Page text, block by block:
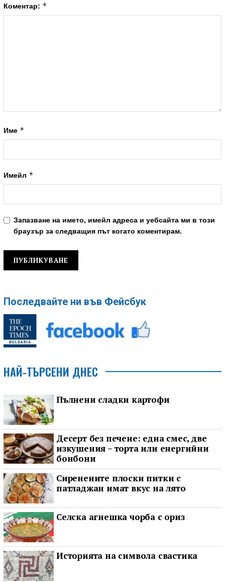
Коментар: *
Име *
Имейл *
Запазване на името, имейл адреса и уебсайта ми в този
браузър за следващия път когато коментирам.
Последвайте ни във Фейсбук
НАЙ-ТЪРСЕНИ ДНЕС
Пълнени сладки картофи
Десерт без печене: една смес, две
изкушения – торта или енергийни
бонбони
Сиренените плоски питки с
патладжан имат вкус на лято
Селска агнешка чорба с ориз
Историята на символа свастика